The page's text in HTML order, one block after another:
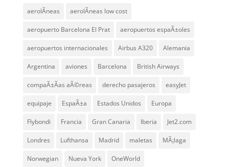
aerolÃ­neas aerolÃ­neas low cost
aeropuerto Barcelona El Prat aeropuertos espaÃ±oles
aeropuertos internacionales Airbus A320 Alemania
Argentina aviones Barcelona British Airways
compaÃ±Ã­as aÃ©reas derecho pasajeros easyJet
equipaje EspaÃ±a Estados Unidos Europa
Flybondi Francia Gran Canaria Iberia Jet2.com
Londres Lufthansa Madrid maletas MÃ¡laga
Norwegian Nueva York OneWorld